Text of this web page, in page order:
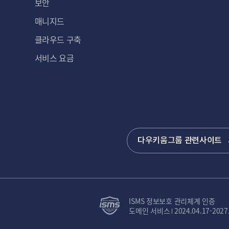
보안
매니지드
클라우드 구축
서비스 요금
다우키움그룹 관련사이트
ISMS 정보보호 관리체계 인증
도메인 서비스 2024.04.17-